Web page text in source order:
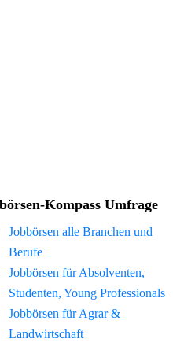
Kompass Umfrage
Jobbörsen alle Branchen und
Berufe
Jobbörsen für Absolventen,
Studenten, Young Professionals
Jobbörsen für Agrar &
Landwirtschaft